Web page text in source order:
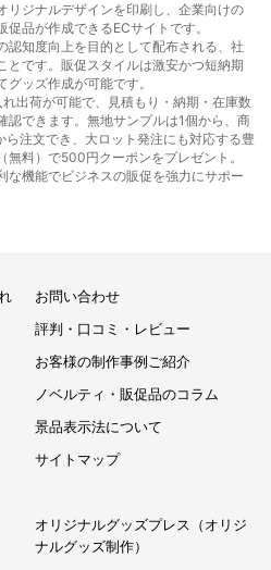
リジナルデザインを印刷し、企業向けの
品が作成できるECサイトです。
認知度向上を目的として配布される、社
とです。販促スタイルは激安かつ短納期
ッズ作成が可能です。
出荷が可能で、見積もり・納期・在庫数
認できます。無地サンプルは1個から、商
注文でき、大ロット発注にも対応する豊
料）で500円クーポンをプレゼント。
な機能でビジネスの販促を強力にサポー
お問い合わせ
評判・口コミ・レビュー
お客様の制作事例ご紹介
ノベルティ・販促品のコラム
景品表示法について
サイトマップ
オリジナルグッズプレス（オリジ
ナルグッズ制作）